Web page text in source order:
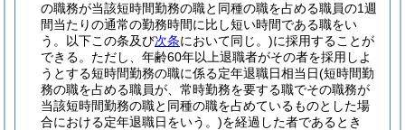
の職務が当該短時間勤務の職と同種の職を占める職員の1週
間当たりの通常の勤務時間に比し短い時間である職をい
う。以下この条及び次条において同じ。)に採用することが
できる。 ただし、年齢60年以上退職者がその者を採用しよ
うとする短時間勤務の職に係る定年退職日相当日(短時間勤
務の職を占める職員が、常時勤務を要する職でその職務が
当該短時間勤務の職と同種の職を占めているものとした場
合における定年退職日をいう。)を経過した者であるとき